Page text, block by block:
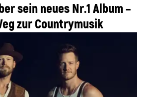
sein neues Nr.1 Album –
zur Countrymusik